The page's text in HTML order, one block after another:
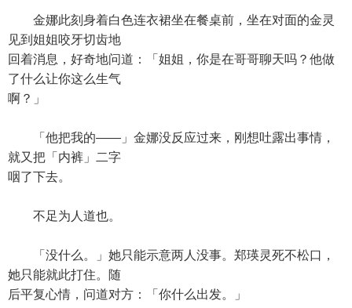
金娜此刻身着白色连衣裙坐在餐桌前，坐在对面的金灵
见到姐姐咬牙切齿地
回着消息，好奇地问道：「姐姐，你是在哥哥聊天吗？他做
了什么让你这么生气
啊？」
「他把我的——」金娜没反应过来，刚想吐露出事情，
就又把「内裤」二字
咽了下去。
不足为人道也。
「没什么。」她只能示意两人没事。郑瑛灵死不松口，
她只能就此打住。随
后平复心情，问道对方：「你什么出发。」